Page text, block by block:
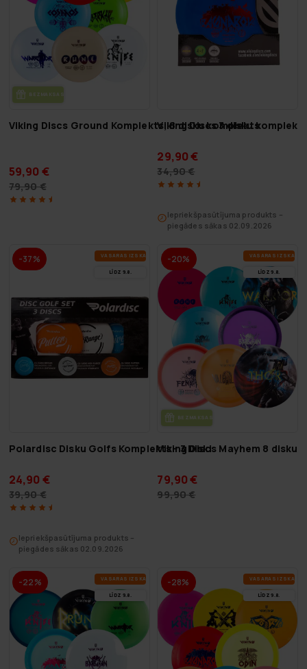
BEZ­MAK­SAS PIE­GĀ­DE
Viking Discs Ground Komplekts, 8 disku komplekts
59,90 €
79,90 €
Viking Discs 3 disku
29,90 €
34,90 €
Iepriekšpasūtījuma produkts –
piegādes sākas 02.09.2026
-37% VA­SA­RAS IZ­SKA­ŅA
LĪDZ 9.8.
Polardisc Disku Golfs Komplekts - 3 Diski
24,90 €
39,90 €
Iepriekšpasūtījuma produkts –
piegādes sākas 02.09.2026
-20% VA­SA­RAS IZ­SKA­ŅA
LĪDZ 9.8.
BEZ­MAK­SAS PIE­GĀ­DE
Viking Discs Mayhem 8 disku
79,90 €
99,90 €
-22% VA­SA­RAS IZ­SKA­ŅA
LĪDZ 9.8.
-28% VA­SA­RAS IZ­SKA­ŅA
LĪDZ 9.8.